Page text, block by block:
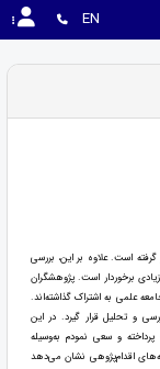
EN
است. علاوه بر این، بررسی
برخوردار است. پژوهشگران
علمی به اشتراک گذاشته‌اند.
و تحلیل قرار گیرد. در این
و سعی نمودم به‌وسیله
اقدام‌پژوهی نشان می‌دهد